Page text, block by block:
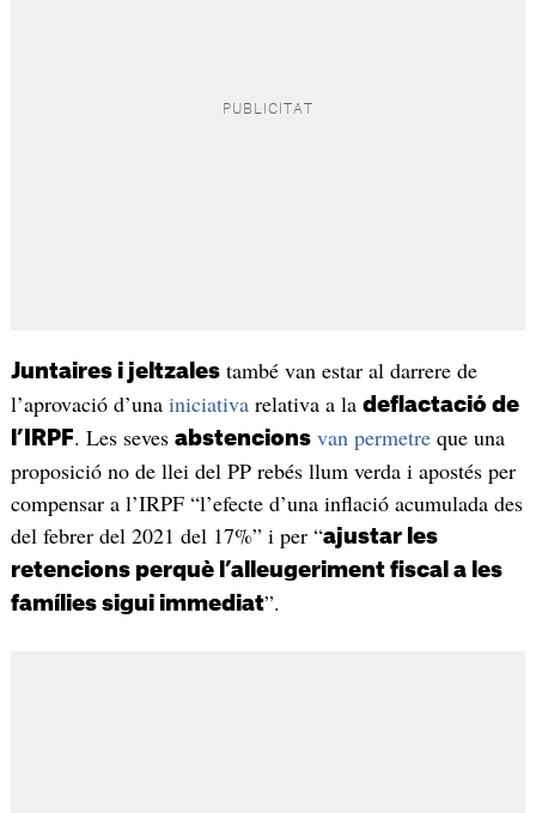
Juntaires i jeltzalestambé van estar al darrere de
l’aprovació d’una iniciativarelativa a la deflactació de
l’IRPF. Les seves abstencions van permetreque una
proposició no de llei del PP rebés llum verda i apostés per
compensar a l’IRPF “l’efecte d’una inflació acumulada des
del febrer del 2021 del 17%” i per “ajustar les
retencions perquè l’alleugeriment fiscal a les
famílies sigui immediat”.